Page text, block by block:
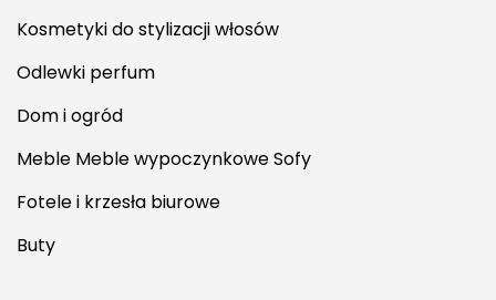
Kosmetyki do stylizacji włosów
Odlewki perfum
Dom i ogród
Meble Meble wypoczynkowe Sofy
Fotele i krzesła biurowe
Buty